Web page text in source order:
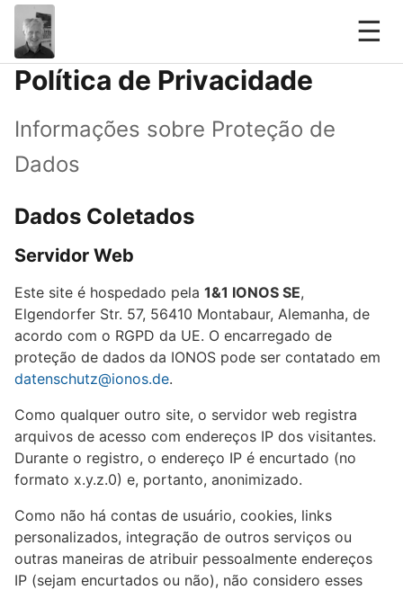
☰
Política de Privacidade
Informações sobre Proteção de
Dados
Dados Coletados
Servidor Web
Este site é hospedado pela 1&1 IONOS SE,
Elgendorfer Str. 57, 56410 Montabaur, Alemanha, de
acordo com o RGPD da UE. O encarregado de
proteção de dados da IONOS pode ser contatado em
datenschutz@ionos.de.
Como qualquer outro site, o servidor web registra
arquivos de acesso com endereços IP dos visitantes.
Durante o registro, o endereço IP é encurtado (no
formato x.y.z.0) e, portanto, anonimizado.
Como não há contas de usuário, cookies, links
personalizados, integração de outros serviços ou
outras maneiras de atribuir pessoalmente endereços
IP (sejam encurtados ou não), não considero esses